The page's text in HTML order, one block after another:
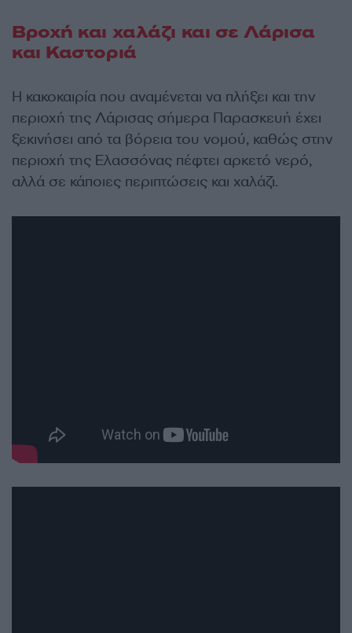
Βροχή και χαλάζι και σε Λάρισα
και Καστοριά
Η κακοκαιρία που αναμένεται να πλήξει και την
περιοχή της Λάρισας σήμερα Παρασκευή έχει
ξεκινήσει από τα βόρεια του νομού, καθώς στην
περιοχή της Ελασσόνας πέφτει αρκετό νερό,
αλλά σε κάποιες περιπτώσεις και χαλάζι.